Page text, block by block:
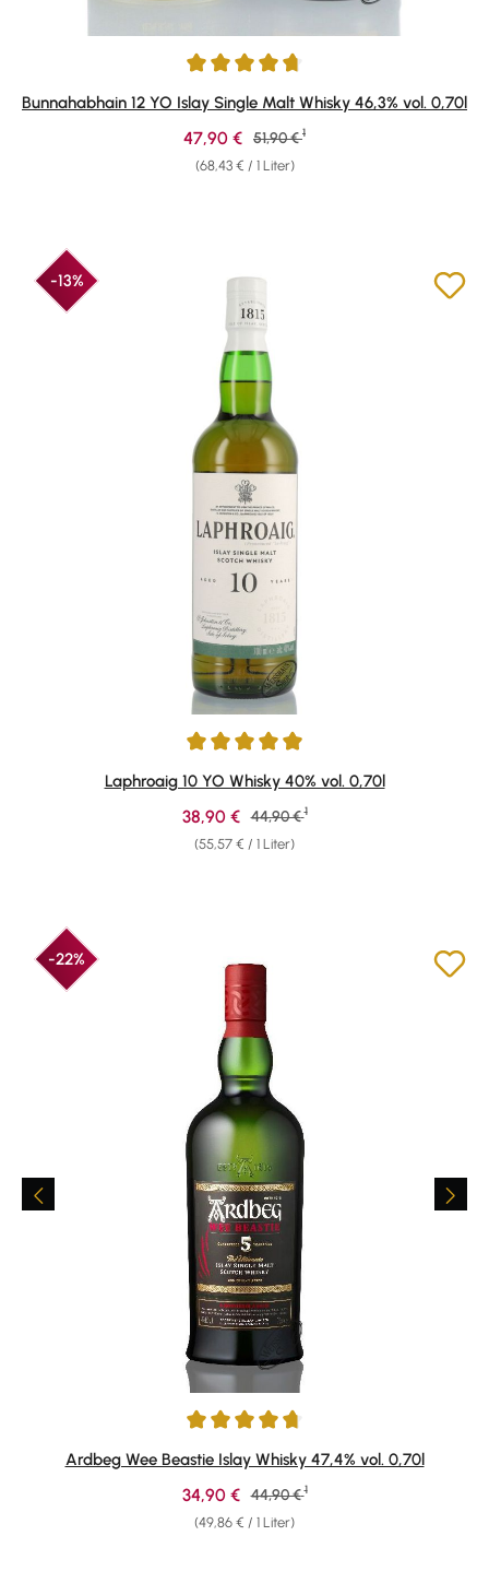
Durchschnittliche Bewertung von 4.83 von 5 Sternen
Bunnahabhain 12 YO Islay Single Malt Whisky 46,3% vol. 0,70l
(68,43 € / 1 Liter)
Verkaufspreis:
47,90 € Regulärer Preis:
51,90 € 1
-13%
Durchschnittliche Bewertung von 4.91 von 5 Sternen
Laphroaig 10 YO Whisky 40% vol. 0,70l
(55,57 € / 1 Liter)
Verkaufspreis:
38,90 € Regulärer Preis:
44,90 € 1
-22%
Durchschnittliche Bewertung von 4.75 von 5 Sternen
Ardbeg Wee Beastie Islay Whisky 47,4% vol. 0,70l
(49,86 € / 1 Liter)
Verkaufspreis:
34,90 € Regulärer Preis:
44,90 € 1